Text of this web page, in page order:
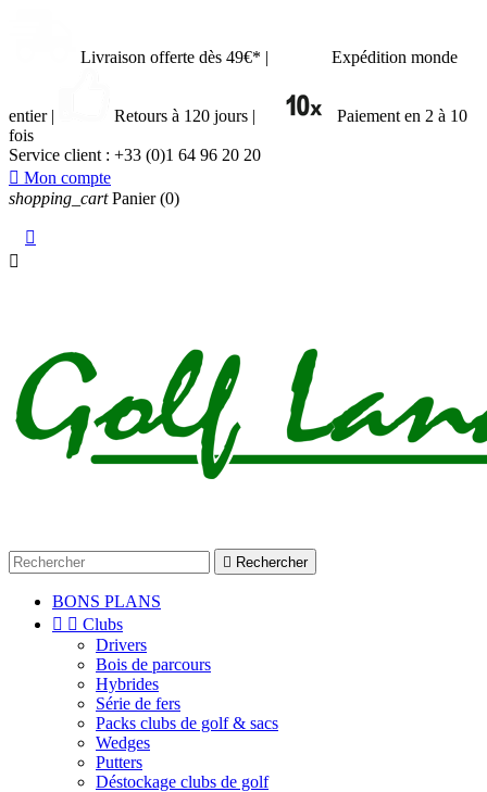
Livraison offerte dès 49€* | Expédition monde
entier | Retours à 120 jours |
Paiement en 2 à 10
fois
Service client : +33 (0)1 64 96 20 20
 Mon compte
shopping_cart Panier (0)


 Rechercher
BONS PLANS
  Clubs
Drivers
Bois de parcours
Hybrides
Série de fers
Packs clubs de golf & sacs
Wedges
Putters
Déstockage clubs de golf